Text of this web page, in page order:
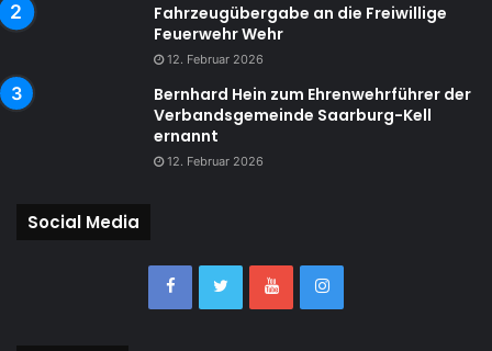
Fahrzeugübergabe an die Freiwillige
Feuerwehr Wehr
12. Februar 2026
Bernhard Hein zum Ehrenwehrführer der
Verbandsgemeinde Saarburg-Kell
ernannt
12. Februar 2026
Social Media